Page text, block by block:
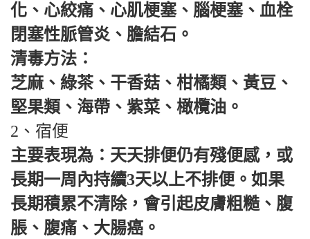
化、心絞痛、心肌梗塞、腦梗塞、血栓
閉塞性脈管炎、膽結石。
清毒方法：
芝麻、綠茶、干香菇、柑橘類、黃豆、
堅果類、海帶、紫菜、橄欖油。
2、宿便
主要表現為：天天排便仍有殘便感，或
長期一周內持續3天以上不排便。如果
長期積累不清除，會引起皮膚粗糙、腹
脹、腹痛、大腸癌。